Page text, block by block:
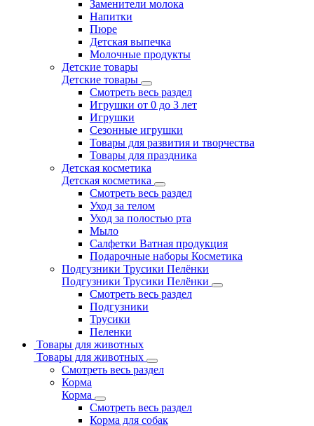
Заменители молока
Напитки
Пюре
Детская выпечка
Молочные продукты
Детские товары
Детские товары
Смотреть весь раздел
Игрушки от 0 до 3 лет
Игрушки
Сезонные игрушки
Товары для развития и творчества
Товары для праздника
Детская косметика
Детская косметика
Смотреть весь раздел
Уход за телом
Уход за полостью рта
Мыло
Салфетки Ватная продукция
Подарочные наборы Косметика
Подгузники Трусики Пелёнки
Подгузники Трусики Пелёнки
Смотреть весь раздел
Подгузники
Трусики
Пеленки
Товары для животных
Товары для животных
Смотреть весь раздел
Корма
Корма
Смотреть весь раздел
Корма для собак